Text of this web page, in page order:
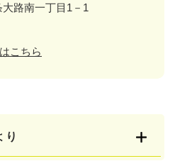
路南一丁目1－1
こちら
り